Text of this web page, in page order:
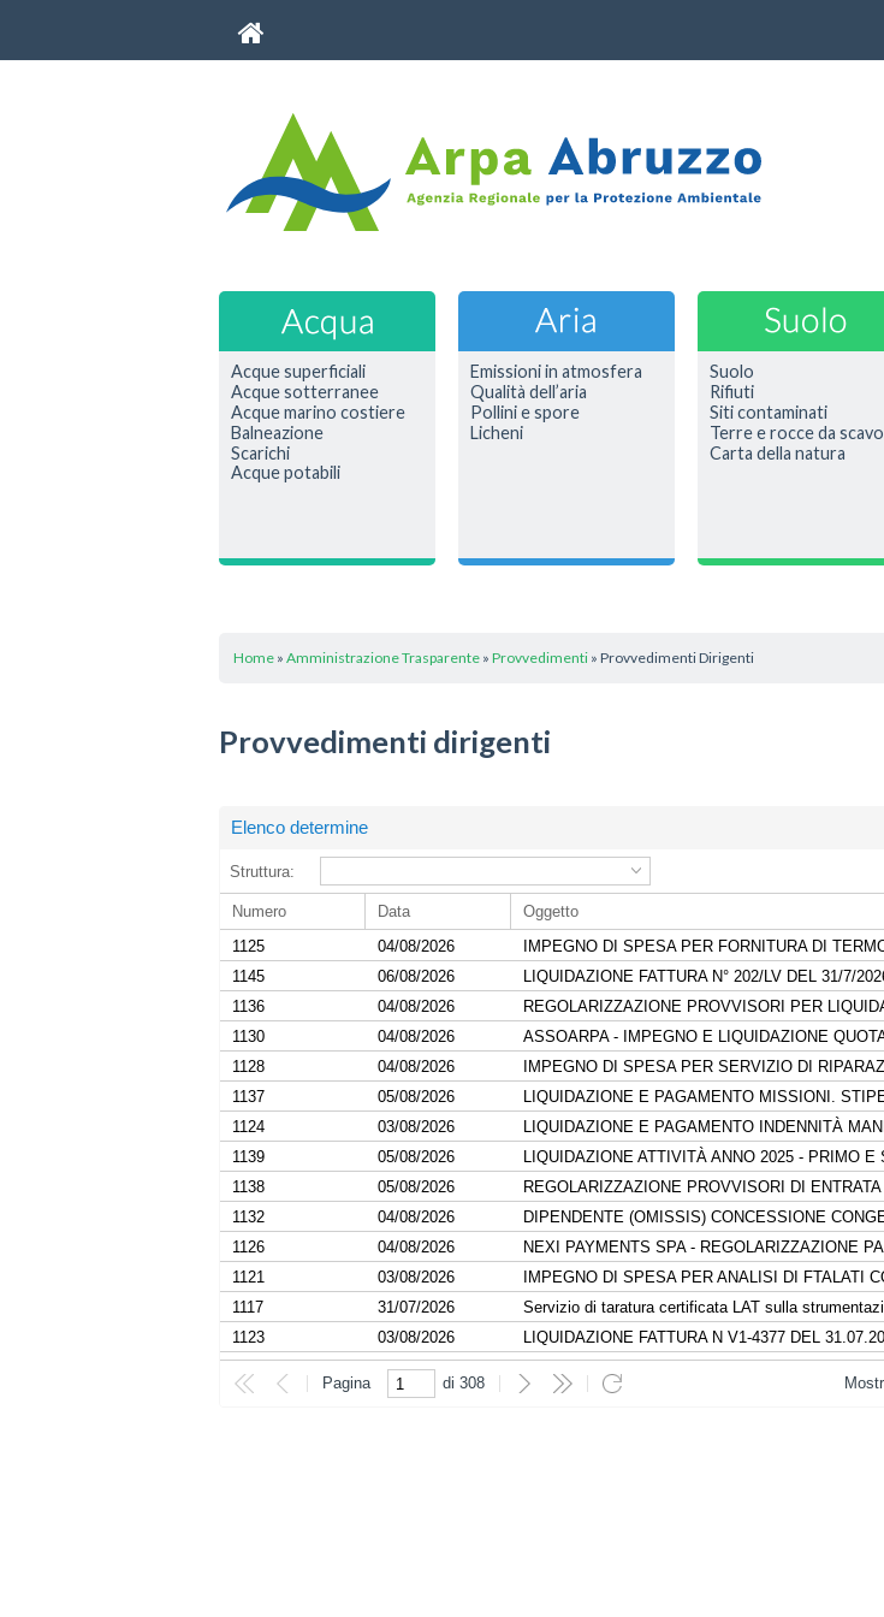
Acque superficiali
Acque sotterranee
Acque marino costiere
Balneazione
Scarichi
Acque potabili
Emissioni in atmosfera
Qualità dell’aria
Pollini e spore
Licheni
Suolo
Rifiuti
Siti contaminati
Terre e rocce da scavo
Carta della natura
Home » Amministrazione Trasparente » Provvedimenti » Provvedimenti Dirigenti
Provvedimenti dirigenti